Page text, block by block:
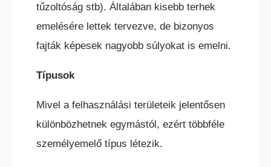
tűzoltóság stb). Általában kisebb terhek
emelésére lettek tervezve, de bizonyos
fajták képesek nagyobb súlyokat is emelni.
Típusok
Mivel a felhasználási területeik jelentősen
különbözhetnek egymástól, ezért többféle
személyemelő típus létezik.